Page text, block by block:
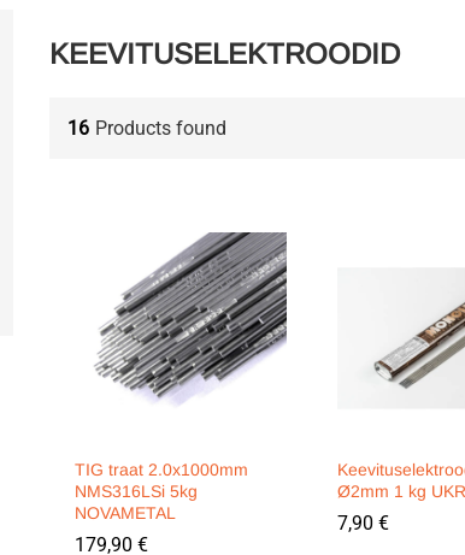
KEEVITUSELEKTROODID
16 Products found
TIG traat 2.0x1000mm
NMS316LSi 5kg
NOVAMETAL
179,90 €
179,90 €
Ø2mm 1 kg
7,90 €
7,90 €